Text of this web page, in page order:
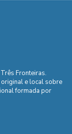
Fronteiras.
e local sobre
formada por